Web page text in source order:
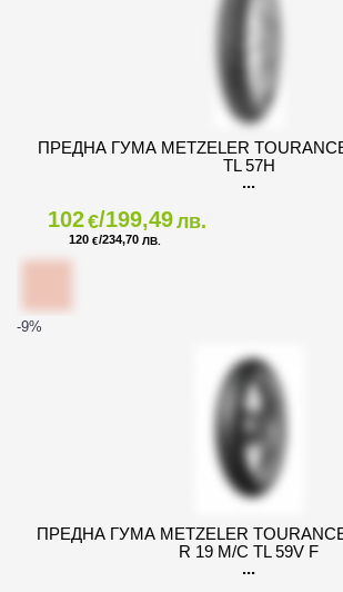
ПРЕДНА ГУМА METZELER
TL 57H
102€/199,49лв.
120 €/234,70 ЛВ.
-9%
ПРЕДНА ГУМА METZELER
R 19 M/C TL 59V F